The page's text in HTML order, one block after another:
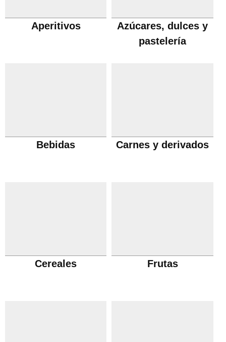
Aperitivos
Azúcares, dulces y
pastelería
Bebidas Carnes y derivados
Cereales Frutas